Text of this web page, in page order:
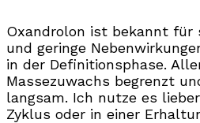
Oxandrolon ist bekannt für
und geringe
in der Definitionsphase.
Massezuwachs begrenzt
langsam. Ich nutze es
Zyklus oder in einer